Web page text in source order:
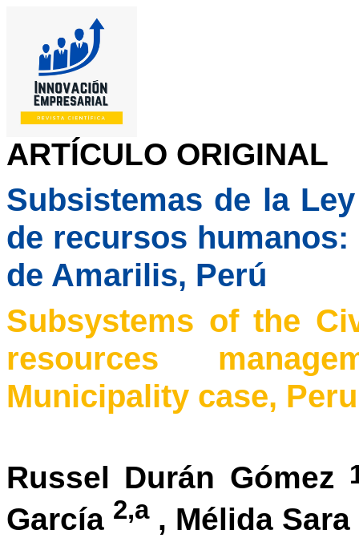
ARTÍCULO ORIGINAL
Subsistemas de la
de recursos
de Amarilis, Perú
Subsystems ofthe
resources
Municipality case, Peru
Russel Durán Gómez
García 2,a, Mélida